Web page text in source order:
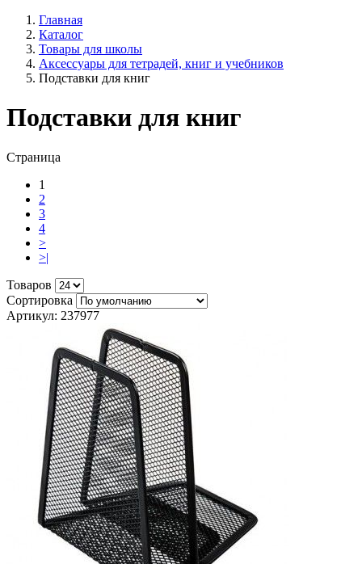
Главная
Каталог
Товары для школы
Аксессуары для тетрадей, книг и учебников
Подставки для книг
Подставки для книг
Страница
1
2
3
4
>
>|
Товаров
Сортировка
Артикул: 237977